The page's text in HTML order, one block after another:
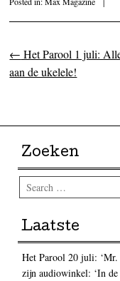
Post
← Het Parool 1 juli:
aan de ukelele!
Zoeken
Search
Laatste
Het Parool 20 juli:
zijn audiowinkel: ‘In